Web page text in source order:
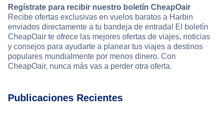
Regístrate para recibir nuestro boletín CheapOair
Recibe ofertas exclusivas en vuelos baratos a Harbin
enviados directamente a tu bandeja de entrada! El boletín
CheapOair te ofrece las mejores ofertas de viajes, noticias
y consejos para ayudarte a planear tus viajes a destinos
populares mundialmente por menos dinero. Con
CheapOair, nunca más vas a perder otra oferta.
Publicaciones Recientes